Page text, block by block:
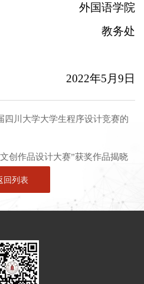
外国语学院
教务处
年5 月9日
四川大学大学生程序设计竞赛的
创作品设计大赛”获奖作品揭晓
回列表